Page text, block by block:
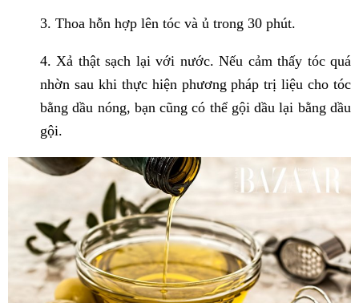
3. Thoa hỗn hợp lên tóc và ủ trong 30 phút.
4. Xả thật sạch lại với nước. Nếu cảm thấy tóc quá
nhờn sau khi thực hiện phương pháp trị liệu cho tóc
bằng dầu nóng, bạn cũng có thể gội dầu lại bằng dầu
gội.